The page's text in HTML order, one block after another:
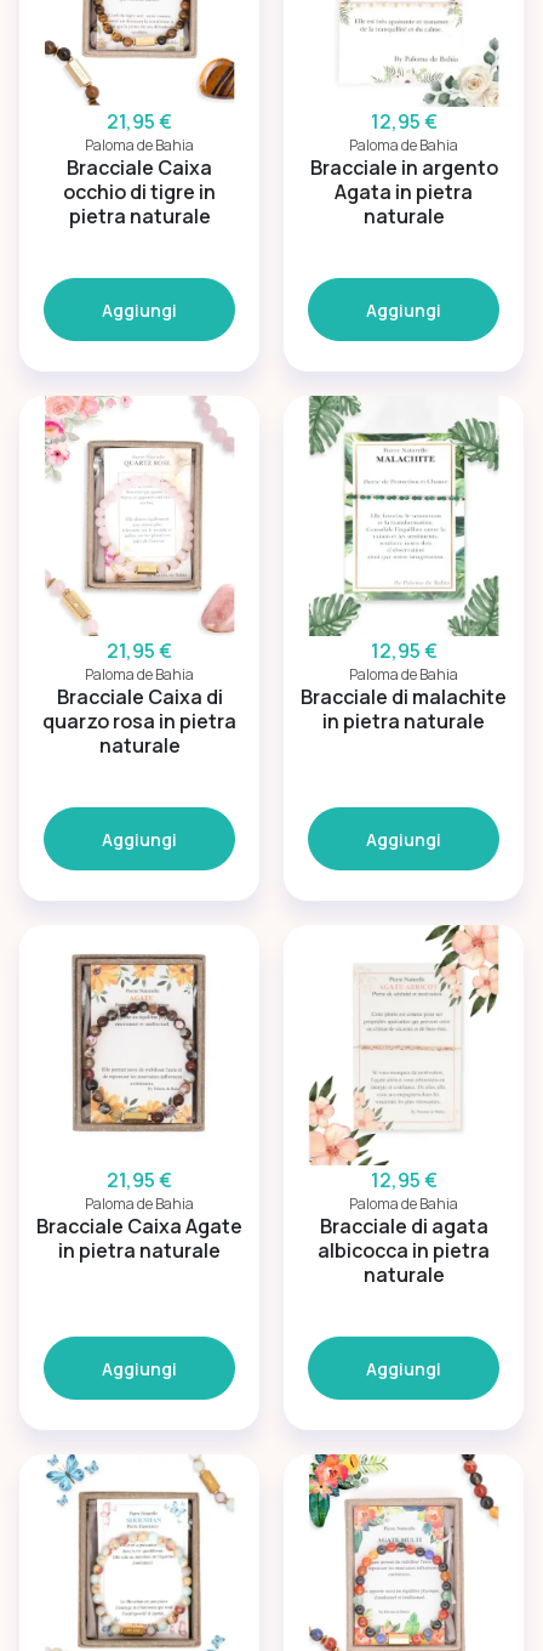
21,95 €
Paloma de Bahia
Bracciale Caixa
occhio di tigre in
pietra naturale
Aggiungi
12,95 €
Paloma de Bahia
Bracciale in argento
Agata in pietra
naturale
Aggiungi
21,95 €
Paloma de Bahia
Bracciale Caixa di
quarzo rosa in pietra
naturale
Aggiungi
12,95 €
Paloma de Bahia
Bracciale di malachite
in pietra naturale
Aggiungi
21,95 €
Paloma de Bahia
Bracciale Caixa Agate
in pietra naturale
Aggiungi
12,95 €
Paloma de Bahia
Bracciale di agata
albicocca in pietra
naturale
Aggiungi